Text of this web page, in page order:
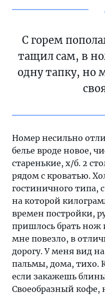
С горем
тащил сам, в
одну тапку, но
Номер несильно
белье вроде новое,
старенькие, х/б. 2
рядом с кроватью.
гостиничного типа,
на которой
времен постройки,
пришлось брать нож
мне повезло, в
дорогу. У меня вид
пальмы, дома, тихо.
если закажешь
Своеобразный кофе,